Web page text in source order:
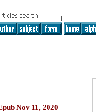
Nov 11, 2020